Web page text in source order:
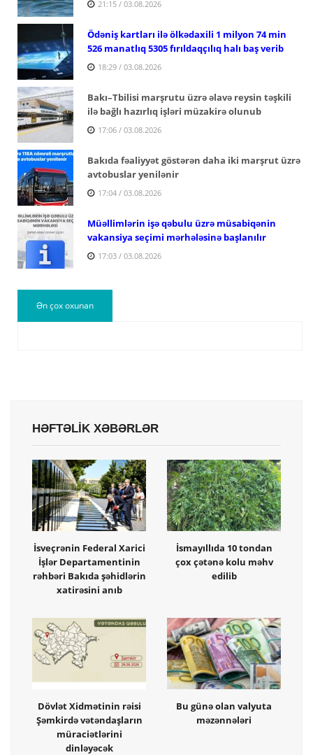
21:15 / 03.08.2026
Ödəniş kartları ilə ölkədaxili 1 milyon 74 min
526 manatlıq 5305 fırıldaqçılıq halı baş verib
18:29 / 03.08.2026
Bakı–Tbilisi marşrutu üzrə əlavə reysin təşkili
ilə bağlı hazırlıq işləri müzakirə olunub
17:06 / 03.08.2026
Bakıda fəaliyyət göstərən daha iki marşrut üzrə
avtobuslar yenilənir
17:04 / 03.08.2026
Müəllimlərin işə qəbulu üzrə müsabiqənin
vakansiya seçimi mərhələsinə başlanılır
17:03 / 03.08.2026
Ən çox oxunan
HƏFTƏLİK XƏBƏRLƏR
İsveçrənin Federal Xarici
İşlər Departamentinin
rəhbəri Bakıda şəhidlərin
xatirəsini anıb
İsmayıllıda 10 tondan
çox çətənə kolu məhv
edilib
Dövlət Xidmətinin rəisi
Şəmkirdə vətəndaşların
müraciətlərini
dinləyəcək
Bu günə olan valyuta
məzənnələri